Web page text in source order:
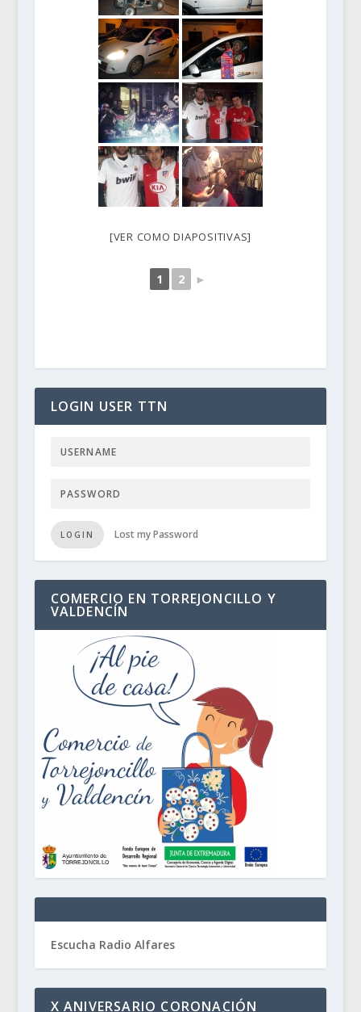
[VER COMO DIAPOSITIVAS]
1 2 ►
LOGIN USER TTN
LOGIN Lost my Password
COMERCIO EN TORREJONCILLO Y
VALDENCÍN
Escucha Radio Alfares
X ANIVERSARIO CORONACIÓN